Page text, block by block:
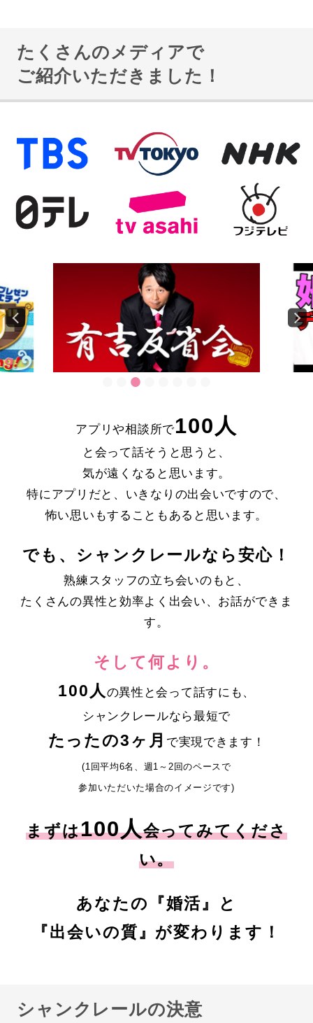
たくさんのメディアで
ご紹介いただきました！
アプリや相談所で100人
と会って話そうと思うと、
気が遠くなると思います。
特にアプリだと、いきなりの出会いですので、
怖い思いもすることもあると思います。
でも、シャンクレールなら安心！
熟練スタッフの立ち会いのもと、
たくさんの異性と効率よく出会い、お話ができま
す。
そして何より。
100人の異性と会って話すにも、
シャンクレールなら最短で
たったの3ヶ月 で実現できます！
(1回平均6名、週1～2回のペースで
参加いただいた場合のイメージです)
まずは100人会ってみてくださ
い。
あなたの『婚活』と
『出会いの質』が変わります！
シャンクレールの決意